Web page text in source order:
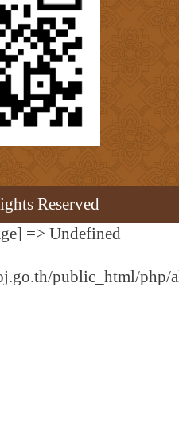
Reserved
=> Undefined
public_html/php/